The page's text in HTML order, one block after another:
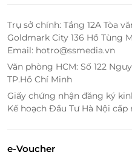
Trụ sở chính: Tầng 12A Tòa
Goldmark City 136 Hồ Tùng
Email: hotro@ssmedia.vn
Văn phòng HCM: Số 122
TP.Hồ Chí Minh
Giấy chứng nhận đăng ký
Kế hoạch Đầu Tư Hà Nội cấp
e-Voucher